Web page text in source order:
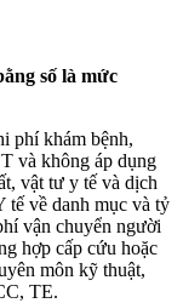
số là mức
phí khám bệnh,
và không áp dụng
vật tư y tế và dịch
tế về danh mục và tỷ
vận chuyển người
hợp cấp cứu hoặc
môn kỹ thuật,
TE.